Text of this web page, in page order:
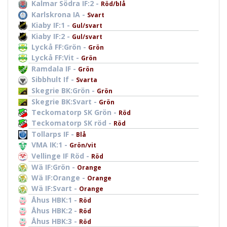
Kalmar Södra IF:2 - Röd/blå
Karlskrona IA - Svart
Kiaby IF:1 - Gul/svart
Kiaby IF:2 - Gul/svart
Lyckå FF:Grön - Grön
Lyckå FF:Vit - Grön
Ramdala IF - Grön
Sibbhult If - Svarta
Skegrie BK:Grön - Grön
Skegrie BK:Svart - Grön
Teckomatorp SK Grön - Röd
Teckomatorp SK röd - Röd
Tollarps IF - Blå
VMA IK:1 - Grön/vit
Vellinge IF Röd - Röd
Wä IF:Grön - Orange
Wä IF:Orange - Orange
Wä IF:Svart - Orange
Åhus HBK:1 - Röd
Åhus HBK:2 - Röd
Åhus HBK:3 - Röd